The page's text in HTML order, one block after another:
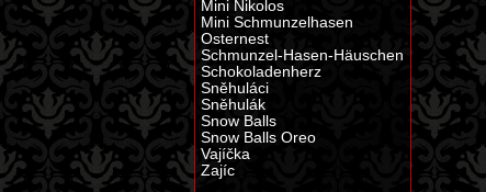
Mini Nikolos
Mini Schmunzelhasen
Osternest
Schmunzel-Hasen-Häuschen
Schokoladenherz
Sněhuláci
Sněhulák
Snow Balls
Snow Balls Oreo
Vajíčka
Zajíc